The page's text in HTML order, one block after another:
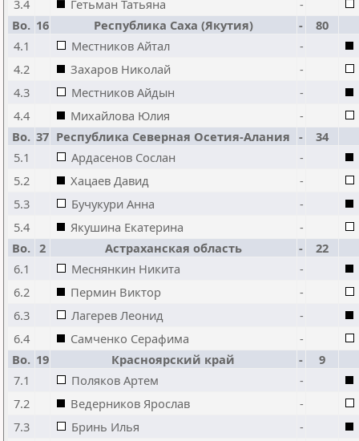
3.4
Гетьман Татьяна
-
Bo. 16 Республика Саха (Якутия) -
80
4.1
Местников Айтал
-
4.2
Захаров Николай
-
4.3
Местников Айдын
-
4.4
Михайлова Юлия
-
Bo. 37 Республика Северная Осетия-Алания -
34
5.1
Ардасенов Сослан
-
5.2
Хацаев Давид
-
5.3
Бучукури Анна
-
5.4
Якушина Екатерина
-
Bo. 2 Астраханская область -
22
6.1
Меснянкин Никита
-
6.2
Пермин Виктор
-
6.3
Лагерев Леонид
-
6.4
Самченко Серафима
-
Bo. 19 Красноярский край -
9
7.1
Поляков Артем
-
7.2
Ведерников Ярослав
-
7.3
Бринь Илья
-